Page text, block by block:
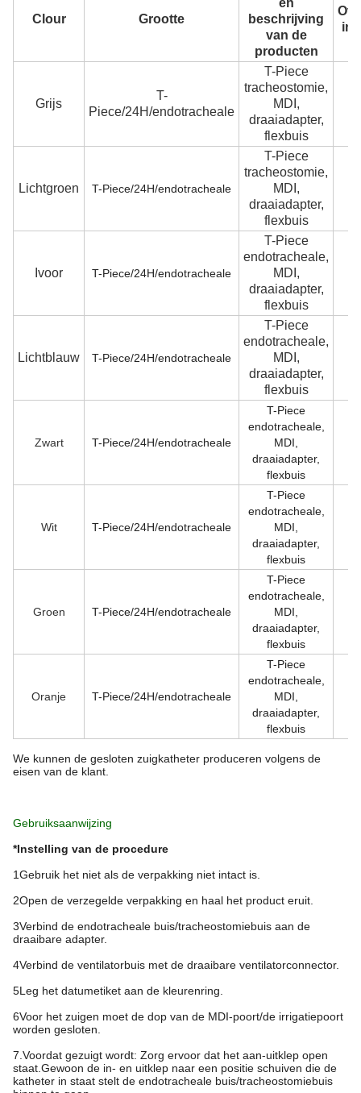
Clour Grootte
en
beschrijving
van de
producten
in
Grijs
T-
Piece/24H/endotracheale
T-Piece
tracheostomie,
MDI,
draaiadapter,
flexbuis
Lichtgroen T-Piece/24H/endotracheale
T-Piece
tracheostomie,
MDI,
draaiadapter,
flexbuis
Ivoor T-Piece/24H/endotracheale
T-Piece
endotracheale,
MDI,
draaiadapter,
flexbuis
Lichtblauw T-Piece/24H/endotracheale
T-Piece
endotracheale,
MDI,
draaiadapter,
flexbuis
Zwart T-Piece/24H/endotracheale
T-Piece
endotracheale,
MDI,
draaiadapter,
flexbuis
Wit T-Piece/24H/endotracheale
T-Piece
endotracheale,
MDI,
draaiadapter,
flexbuis
Groen T-Piece/24H/endotracheale
T-Piece
endotracheale,
MDI,
draaiadapter,
flexbuis
Oranje T-Piece/24H/endotracheale
T-Piece
endotracheale,
MDI,
draaiadapter,
flexbuis
We kunnen de gesloten zuigkatheter produceren volgens de
eisen van de klant.
Gebruiksaanwijzing
*Instelling van de procedure
1Gebruik het niet als de verpakking niet intact is.
2Open de verzegelde verpakking en haal het product eruit.
3Verbind de endotracheale buis/tracheostomiebuis aan de
draaibare adapter.
4Verbind de ventilatorbuis met de draaibare ventilatorconnector.
5Leg het datumetiket aan de kleurenring.
6Voor het zuigen moet de dop van de MDI-poort/de irrigatiepoort
worden gesloten.
7.Voordat gezuigt wordt: Zorg ervoor dat het aan-uitklep open
staat.Gewoon de in- en uitklep naar een positie schuiven die de
katheter in staat stelt de endotracheale buis/tracheostomiebuis